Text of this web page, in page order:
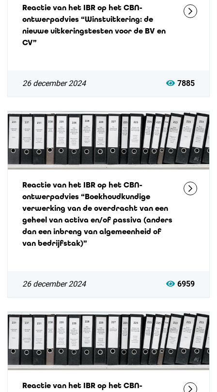
Reactie van het IBR op het CBN-
ontwerpadvies “Winstuitkering: de
nieuwe uitkeringstesten voor de BV en
CV”
26 december 2024 7885
Reactie van het IBR op het CBN-
ontwerpadvies “Boekhoudkundige
verwerking van de overdracht van een
geheel van activa en/of passiva (anders
dan een inbreng van algemeenheid of
van bedrijfstak)”
26 december 2024 6959
Reactie van het IBR op het CBN-